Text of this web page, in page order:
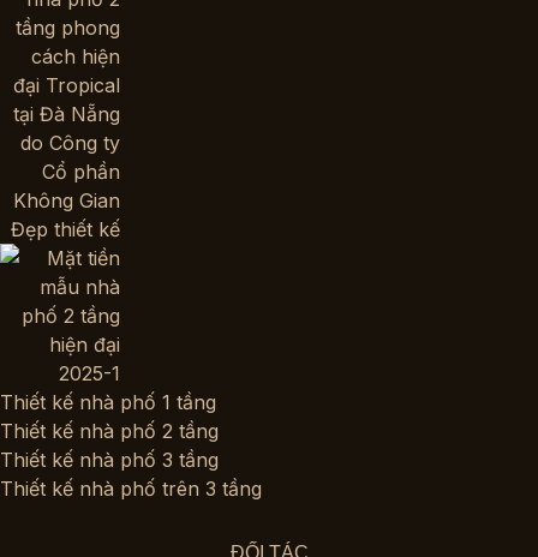
Thiết kế nhà phố 1 tầng
Thiết kế nhà phố 2 tầng
Thiết kế nhà phố 3 tầng
Thiết kế nhà phố trên 3 tầng
ĐỐI TÁC